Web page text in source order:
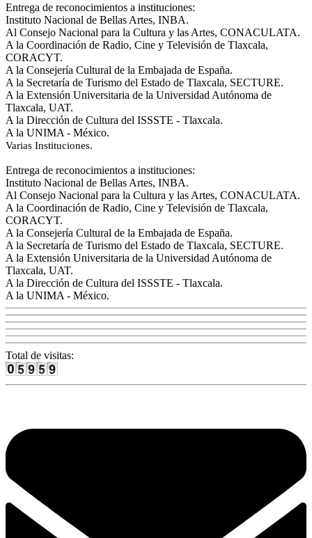
Entrega de reconocimientos a instituciones:
Instituto Nacional de Bellas Artes, INBA.
Al Consejo Nacional para la Cultura y las Artes, CONACULATA.
A la Coordinación de Radio, Cine y Televisión de Tlaxcala,
CORACYT.
A la Consejería Cultural de la Embajada de España.
A la Secretaría de Turismo del Estado de Tlaxcala, SECTURE.
A la Extensión Universitaria de la Universidad Autónoma de
Tlaxcala, UAT.
A la Dirección de Cultura del ISSSTE - Tlaxcala.
A la UNIMA - México.
Varias Instituciones.
Entrega de reconocimientos a instituciones:
Instituto Nacional de Bellas Artes, INBA.
Al Consejo Nacional para la Cultura y las Artes, CONACULATA.
A la Coordinación de Radio, Cine y Televisión de Tlaxcala,
CORACYT.
A la Consejería Cultural de la Embajada de España.
A la Secretaría de Turismo del Estado de Tlaxcala, SECTURE.
A la Extensión Universitaria de la Universidad Autónoma de
Tlaxcala, UAT.
A la Dirección de Cultura del ISSSTE - Tlaxcala.
A la UNIMA - México.
Total de visitas: